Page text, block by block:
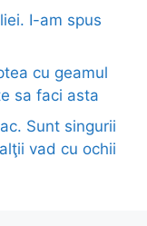
I-am spus
cu geamul
sa faci asta
Sunt singurii
vad cu ochii